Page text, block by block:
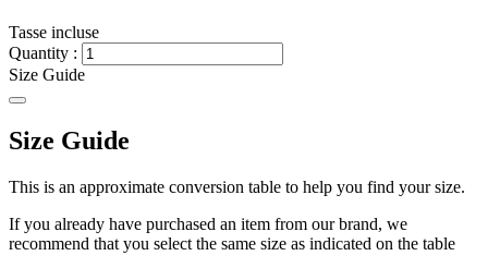
Tasse incluse
Quantity :
Size Guide
Size Guide
This is an approximate conversion table to help you find your size.
If you already have purchased an item from our brand, we
recommend that you select the same size as indicated on the table